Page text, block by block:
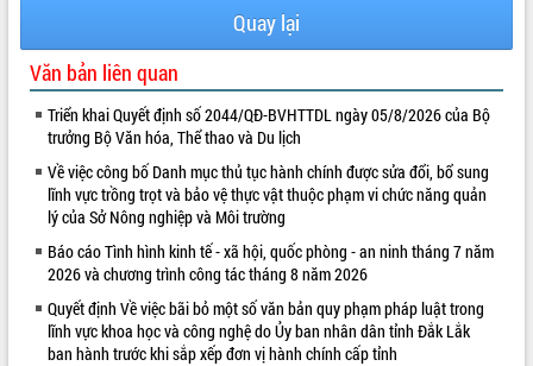
VIDEO
Loading the player...
Khám bệnh, cấp phát thuốc miễn phí
và tặng quà người dân xã Cư Pui
Hội nghị UBND tỉnh Đắk Lắk thường kỳ
tháng 7/2026
Lễ truy tặng danh hiệu “Bà Mẹ Việt
Nam Anh hùng” và trao Huân chương
Quay lại
Văn bản liên quan
Triển khai Quyết định số 2044/QĐ-BVHTTDL ngày 05/8/2026 của Bộ
trưởng Bộ Văn hóa, Thể thao và Du lịch
Về việc công bố Danh mục thủ tục hành chính được sửa đổi, bổ sung
lĩnh vực trồng trọt và bảo vệ thực vật thuộc phạm vi chức năng quản
lý của Sở Nông nghiệp và Môi trường
Báo cáo Tình hình kinh tế - xã hội, quốc phòng - an ninh tháng 7 năm
2026 và chương trình công tác tháng 8 năm 2026
Quyết định Về việc bãi bỏ một số văn bản quy phạm pháp luật trong
lĩnh vực khoa học và công nghệ do Ủy ban nhân dân tỉnh Đắk Lắk
ban hành trước khi sắp xếp đơn vị hành chính cấp tỉnh